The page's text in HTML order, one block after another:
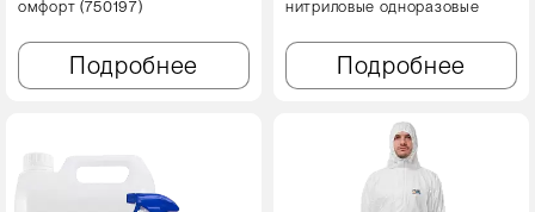
омфорт (750197)
Подробнее
нитриловые одноразовые
Подробнее